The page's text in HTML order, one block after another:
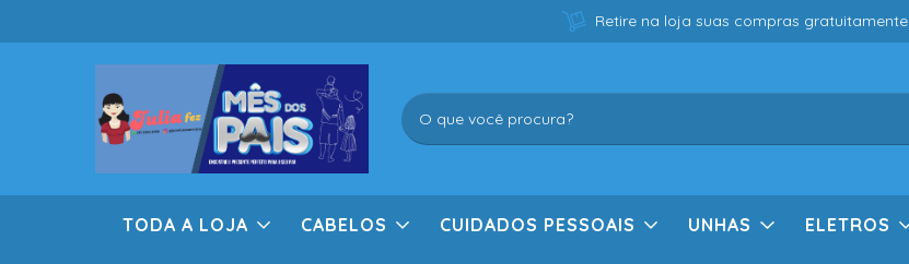
Retire na loja suas compras gratuitamente
TODA A LOJA CABELOS CUIDADOS PESSOAIS UNHAS ELETROS